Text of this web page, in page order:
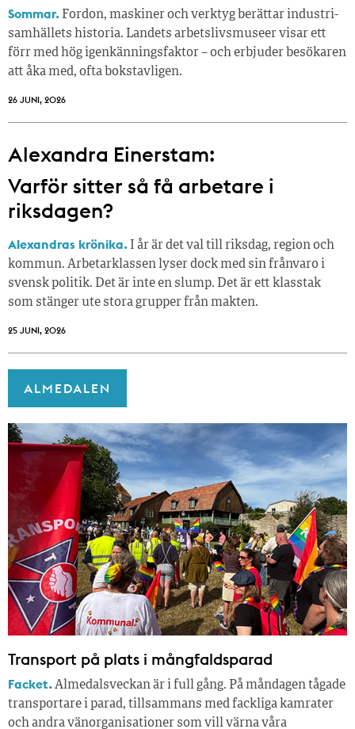
Sommar. Fordon, maskiner och verktyg berättar industri­
samhällets historia. Landets arbetslivsmuseer visar ett
förr med hög igenkänningsfaktor – och erbjuder besökaren
att åka med, ofta bokstavligen.
26 JUNI, 2026
Alexandra Einerstam:
Varför sitter så få ­arbetare i
riksdagen?
Alexandras krönika. I år är det val till riksdag, region och
kommun. Arbetarklassen lyser dock med sin frånvaro i
svensk politik. Det är inte en slump. Det är ett klasstak
som stänger ute stora grupper från makt­en.
25 JUNI, 2026
ALMEDALEN
Transport på plats i mångfaldsparad
Facket.Almedalsveckan är i full gång. På måndagen tågade
transportare i parad, tillsammans med fackliga kamrater
och andra vänorganisationer som vill värna våra